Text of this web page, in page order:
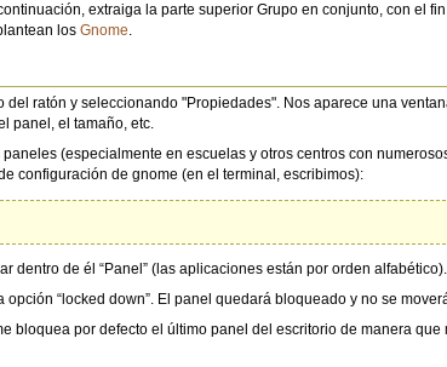
extraiga la parte superior Grupo en conjunto, con el
losGnome.
ratón y seleccionando "Propiedades". Nos aparece una
panel, el tamaño, etc.
(especialmente en escuelas y otros centros con
configuración de gnome (en el terminal, escribimos):
dentro de él “Panel” (las aplicaciones están por orden alfabético).
“locked down”. El panel quedará bloqueado y no se
bloquea por defecto el último panel del escritorio de manera